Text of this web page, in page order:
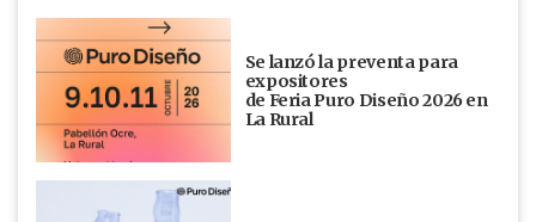
Se lanzó la preventa para
expositores
de Feria Puro Diseño 2026 en
La Rural